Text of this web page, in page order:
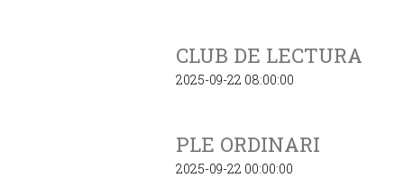
CLUB DE LECTURA
2025-09-22 08:00:00
PLE ORDINARI
2025-09-22 00:00:00